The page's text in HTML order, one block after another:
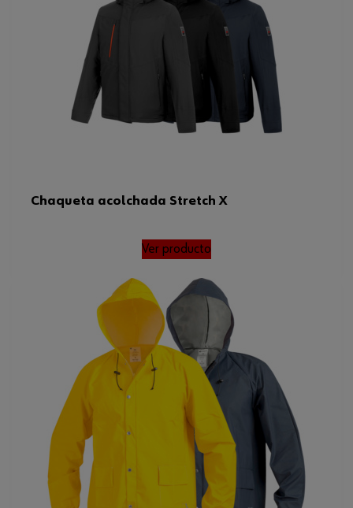
Chaqueta acolchada Stretch X
Ver producto